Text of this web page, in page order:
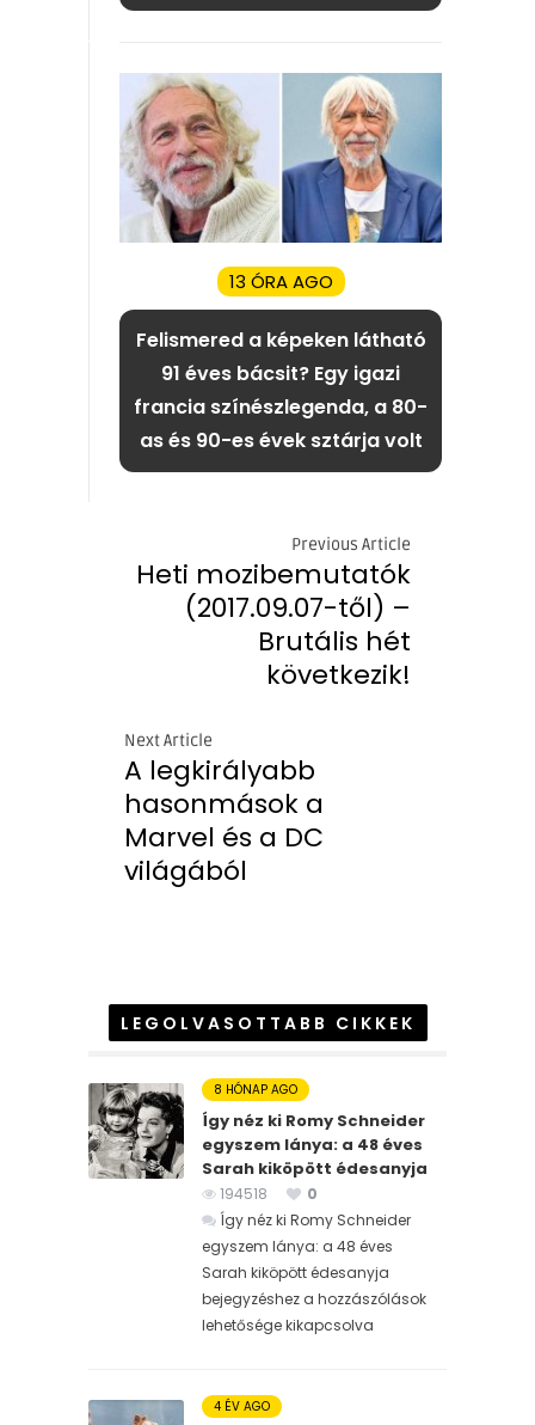
13 ÓRA AGO
Felismered a képeken látható
91 éves bácsit? Egy igazi
francia színészlegenda, a 80-
as és 90-es évek sztárja volt
Previous Article
Heti mozibemutatók
(2017.09.07-től) –
Brutális hét
következik!
Next Article
A legkirályabb
hasonmások a
Marvel és a DC
világából
LEGOLVASOTTABB CIKKEK
8 HÓNAP AGO
Így néz ki Romy Schneider
egyszem lánya: a 48 éves
Sarah kiköpött édesanyja
194518
0
Így néz ki Romy Schneider
egyszem lánya: a 48 éves
Sarah kiköpött édesanyja
bejegyzéshez a hozzászólások
lehetősége kikapcsolva
4 ÉV AGO